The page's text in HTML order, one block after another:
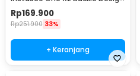
Lens Protector - KC120
Rp169.900
Rp251.900 33%
+ Keranjang